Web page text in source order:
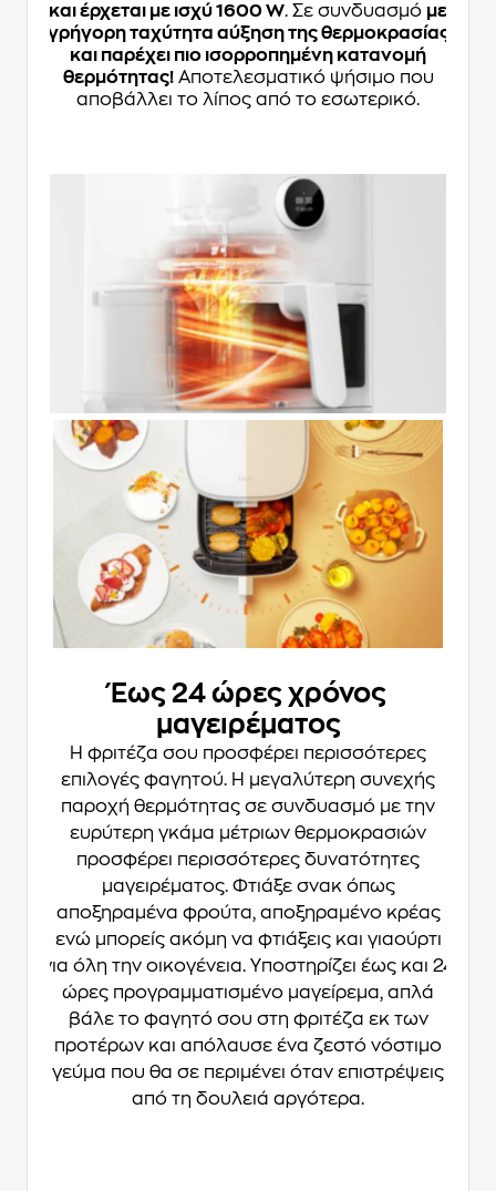
και έρχεται με ισχύ 1600 W. Σε συνδυασμό με
γρήγορη ταχύτητα αύξηση της θερμοκρασίας
και παρέχει πιο ισορροπημένη κατανομή
θερμότητας!Αποτελεσματικό ψήσιμο που
αποβάλλει το λίπος από το εσωτερικό.
Έως 24 ώρες χρόνος
μαγειρέματος
Η φριτέζα σου προσφέρει περισσότερες
επιλογές φαγητού. Η μεγαλύτερη συνεχής
παροχή θερμότητας σε συνδυασμό με την
ευρύτερη γκάμα μέτριων θερμοκρασιών
προσφέρει περισσότερες δυνατότητες
μαγειρέματος. Φτιάξε σνακ όπως
αποξηραμένα φρούτα, αποξηραμένο κρέας
ενώ μπορείς ακόμη να φτιάξεις και γιαούρτι
για όλη την οικογένεια. Υποστηρίζει έως και 24
ώρες προγραμματισμένο μαγείρεμα, απλά
βάλε το φαγητό σου στη φριτέζα εκ των
προτέρων και απόλαυσε ένα ζεστό νόστιμο
γεύμα που θα σε περιμένει όταν επιστρέψεις
από τη δουλειά αργότερα.